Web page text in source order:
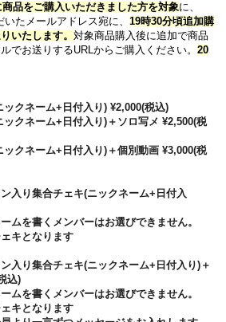
品をご購入いただきました方を対象に、
たメールアドレス宛に、 19時30分頃追加購
いたします。 対象商品購入後に追加で商品
でお送りするURLからご購入ください。 20
ックネーム+日付入り) ¥2,000(税込)
ックネーム+日付入り)＋ソロ写メ ¥2,500(税
ックネーム+日付入り)＋個別動画 ¥3,000(税
入り集合チェキ(ニックネーム+日付入
ムを書くメンバーはお選びできません。
キとなります
入り集合チェキ(ニックネーム+日付入り) ＋
込)
ムを書くメンバーはお選びできません。
キとなります